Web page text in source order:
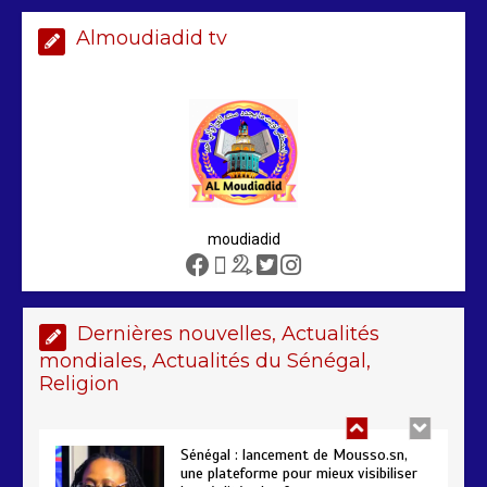
Almoudiadid tv
moudiadid
Dernières nouvelles, Actualités
mondiales, Actualités du Sénégal,
Religion
sénégalais au Maroc : mandat
international en cause
2 min 208
Sénégal – FMI : les discussions se
poursuivent autour du rapport ROSC
Sénégal : lancement de Mousso.sn,
une plateforme pour mieux visibiliser